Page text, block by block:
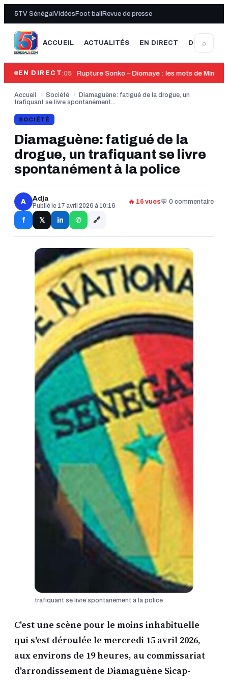
5TV Sénégal Vidéos Foot ball Revue de presse
ACCUEIL ACTUALITÉS EN DIRECT DERNIÈRE
⌕
EN DIRECT14:05 Rupture Sonko – Diomaye : les mots de Mimi
Accueil › Société › Diamaguène: fatigué de la drogue, un
trafiquant se livre spontanément...
SOCIÉTÉ
Diamaguène: fatigué de la
drogue, un trafiquant se livre
spontanément à la police
A Adja
Publié le 17 avril 2026 à 10:16
🔥 16 vues💬 0 commentaire
f 𝕏 in ✆ 🔗
trafiquant se livre spontanément à la police
C'est une scène pour le moins inhabituelle
qui s'est déroulée le mercredi 15 avril 2026,
aux environs de 19 heures, au commissariat
d'arrondissement de Diamaguène Sicap-